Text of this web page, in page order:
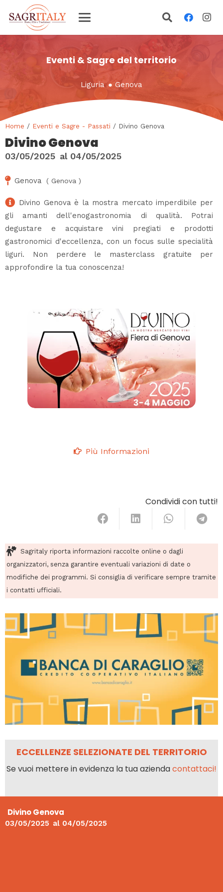
Eventi & Sagre del territorio
Liguria ●Genova
Home / Eventi e Sagre - Passati / Divino Genova
Divino Genova
03/05/2025 al 04/05/2025
Genova ( Genova )
Divino Genova è la mostra mercato imperdibile per
gli amanti dell'enogastronomia di qualità. Potrai
degustare e acquistare vini pregiati e prodotti
gastronomici d'eccellenza, con un focus sulle specialità
liguri. Non perdere le masterclass gratuite per
approfondire la tua conoscenza!
Più Informazioni
Condividi con tutti!
Sagritaly riporta informazioni raccolte online o dagli
organizzatori, senza garantire eventuali variazioni di date o
modifiche dei programmi. Si consiglia di verificare sempre tramite
i contatti ufficiali.
ECCELLENZE SELEZIONATE DEL TERRITORIO
Se vuoi mettere in evidenza la tua aziendacontattaci!
Divino Genova
03/05/2025 al 04/05/2025